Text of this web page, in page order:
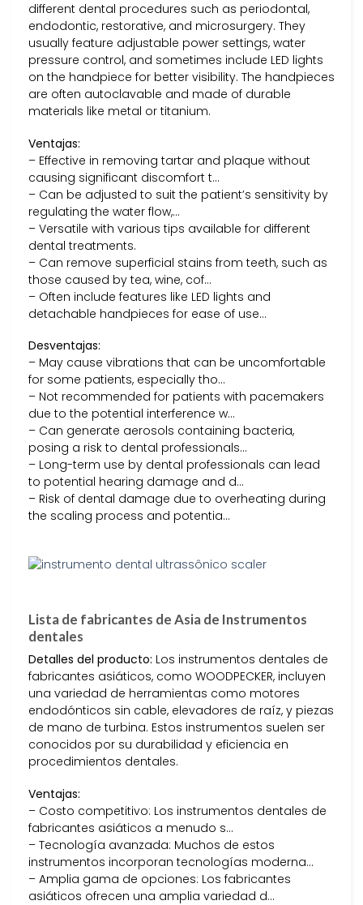
different dental procedures such as periodontal,
endodontic, restorative, and microsurgery. They
usually feature adjustable power settings, water
pressure control, and sometimes include LED lights
on the handpiece for better visibility. The handpieces
are often autoclavable and made of durable
materials like metal or titanium.
Ventajas:
– Effective in removing tartar and plaque without
causing significant discomfort t…
– Can be adjusted to suit the patient’s sensitivity by
regulating the water flow,…
– Versatile with various tips available for different
dental treatments.
– Can remove superficial stains from teeth, such as
those caused by tea, wine, cof…
– Often include features like LED lights and
detachable handpieces for ease of use…
Desventajas:
– May cause vibrations that can be uncomfortable
for some patients, especially tho…
– Not recommended for patients with pacemakers
due to the potential interference w…
– Can generate aerosols containing bacteria,
posing a risk to dental professionals…
– Long-term use by dental professionals can lead
to potential hearing damage and d…
– Risk of dental damage due to overheating during
the scaling process and potentia…
Lista de fabricantes de Asia de Instrumentos
dentales
Detalles del producto: Los instrumentos dentales de
fabricantes asiáticos, como WOODPECKER, incluyen
una variedad de herramientas como motores
endodónticos sin cable, elevadores de raíz, y piezas
de mano de turbina. Estos instrumentos suelen ser
conocidos por su durabilidad y eficiencia en
procedimientos dentales.
Ventajas:
– Costo competitivo: Los instrumentos dentales de
fabricantes asiáticos a menudo s…
– Tecnología avanzada: Muchos de estos
instrumentos incorporan tecnologías moderna…
– Amplia gama de opciones: Los fabricantes
asiáticos ofrecen una amplia variedad d…